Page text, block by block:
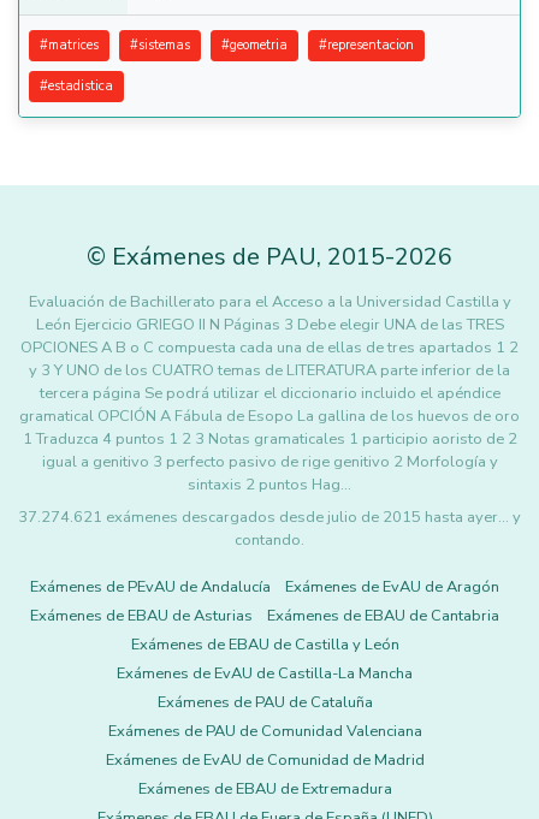
#matrices #sistemas #geometria #representacion
#estadistica
© Exámenes de PAU, 2015-2026
Evaluación de Bachillerato para el Acceso a la Universidad Castilla y
León Ejercicio GRIEGO II N Páginas 3 Debe elegir UNA de las TRES
OPCIONES A B o C compuesta cada una de ellas de tres apartados 1 2
y 3 Y UNO de los CUATRO temas de LITERATURA parte inferior de la
tercera página Se podrá utilizar el diccionario incluido el apéndice
gramatical OPCIÓN A Fábula de Esopo La gallina de los huevos de oro
1 Traduzca 4 puntos 1 2 3 Notas gramaticales 1 participio aoristo de 2
igual a genitivo 3 perfecto pasivo de rige genitivo 2 Morfología y
sintaxis 2 puntos Hag…
37.274.621 exámenes descargados desde julio de 2015 hasta ayer... y
contando.
Exámenes de PEvAU de Andalucía
Exámenes de EvAU de Aragón
Exámenes de EBAU de Asturias
Exámenes de EBAU de Cantabria
Exámenes de EBAU de Castilla y León
Exámenes de EvAU de Castilla-La Mancha
Exámenes de PAU de Cataluña
Exámenes de PAU de Comunidad Valenciana
Exámenes de EvAU de Comunidad de Madrid
Exámenes de EBAU de Extremadura